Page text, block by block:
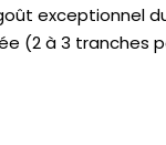
exceptionnel
(2 à 3 tranches